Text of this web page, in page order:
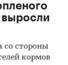
выросли
со стороны
кормов